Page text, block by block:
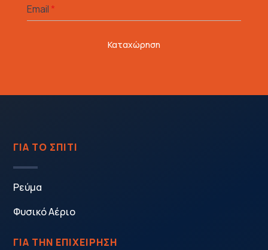
Email *
Καταχώρηση
ΓΙΑ ΤΟ ΣΠΙΤΙ
Ρεύμα
Φυσικό Αέριο
ΓΙΑ ΤΗΝ ΕΠΙΧΕΙΡΗΣΗ